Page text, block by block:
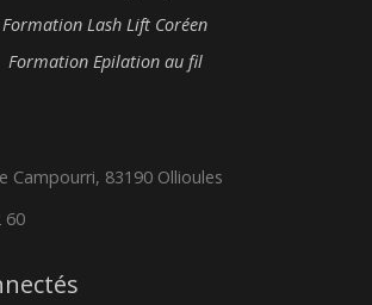
Formation Lash Lift Coréen
Formation Epilation au fil
Campourri, 83190 Ollioules
60